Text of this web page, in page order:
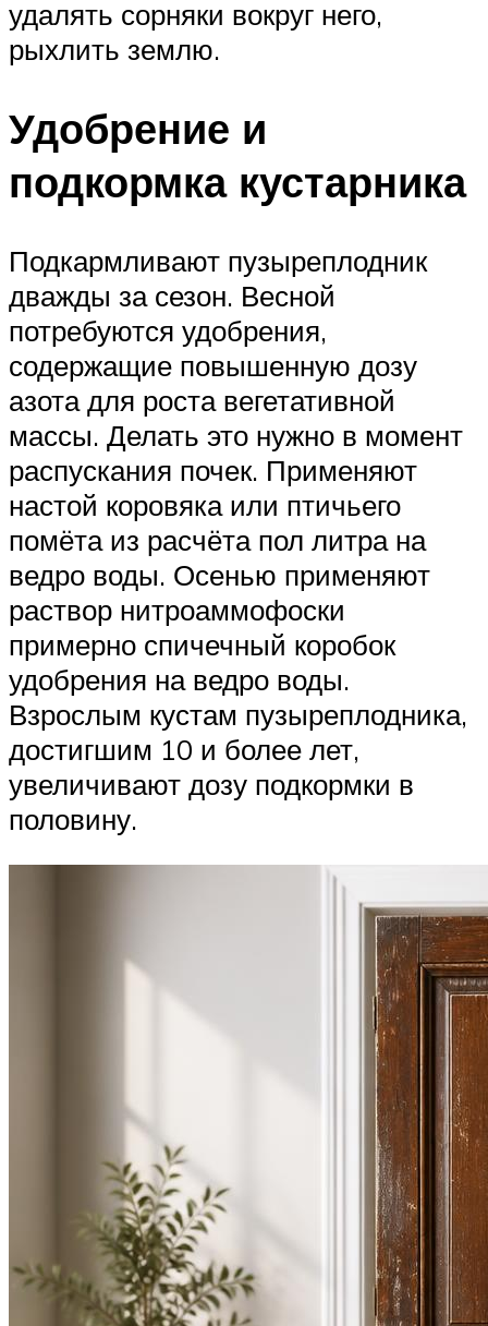
удалять сорняки вокруг него,
рыхлить землю.
Удобрение и
подкормка кустарника
Подкармливают пузыреплодник
дважды за сезон. Весной
потребуются удобрения,
содержащие повышенную дозу
азота для роста вегетативной
массы. Делать это нужно в момент
распускания почек. Применяют
настой коровяка или птичьего
помёта из расчёта пол литра на
ведро воды. Осенью применяют
раствор нитроаммофоски
примерно спичечный коробок
удобрения на ведро воды.
Взрослым кустам пузыреплодника,
достигшим 10 и более лет,
увеличивают дозу подкормки в
половину.